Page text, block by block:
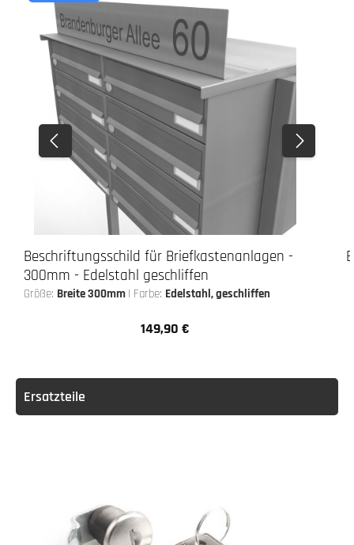
3. Verschrauben
Beschriftungsschild für Briefkastenanlagen -
300mm - Edelstahl geschliffen
Größe: Breite 300mm | Farbe: Edelstahl, geschliffen
Regulärer Preis:
149,90 €
Ersatzteile